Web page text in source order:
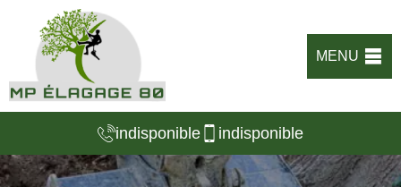
MENU
indisponible indisponible